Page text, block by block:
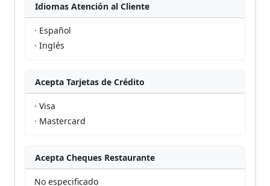
Idiomas Atención al Cliente
· Español
· Inglés
Acepta Tarjetas de Crédito
· Visa
· Mastercard
Acepta Cheques Restaurante
No especificado